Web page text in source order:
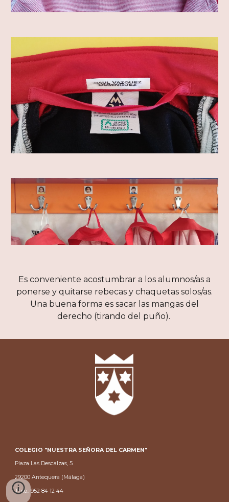
Es conveniente acostumbrar a los alumnos/as a
ponerse y quitarse rebecas y chaquetas solos/as.
Una buena forma es sacar las mangas del
derecho (tirando del puño).
COLEGIO "NUESTRA SEÑORA DEL CARMEN"
Plaza Las Descalzas, 5
29200 Antequera (Málaga)
Tfno.: 952 84 12 44